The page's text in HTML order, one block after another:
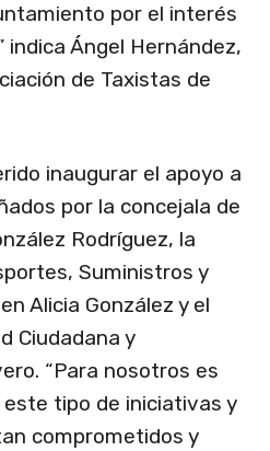
por el interés
indica Ángel Hernández,
de Taxistas de
inaugurar el apoyo a
por la concejala de
Rodríguez, la
Suministros y
Alicia González y el
Ciudadana y
“Para nosotros es
tipo de iniciativas y
comprometidos y